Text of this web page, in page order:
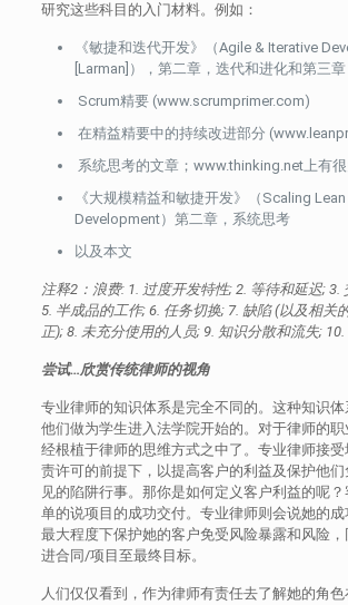
研究这些科目的入门材料。例如：
《敏捷和迭代开发》（Agile & Iterative
[Larman]），第二章，迭代和进化和第三
Scrum精要 (www.scrumprimer.com)
在精益精要中的持续改进部分
系统思考的文章；www.thinking.net上有
《大规模精益和敏捷开发》（Scaling
Development）第二章，系统思考
以及本文
注释2：浪费: 1. 过度开发特性; 2. 等待和延迟; 3.
5. 半成品的工作; 6. 任务切换; 7. 缺陷 (以及相关
正); 8. 未充分使用的人员; 9. 知识分散和流失; 10.
尝试…欣赏传统律师的视角
专业律师的知识体系是完全不同的。这种知识
他们做为学生进入法学院开始的。对于律师的
经根植于律师的思维方式之中了。专业律师接
责许可的前提下，以提高客户的利益及保护他
见的陷阱行事。那你是如何定义客户利益的呢
单的说项目的成功交付。专业律师则会说她的
最大程度下保护她的客户免受风险暴露和风险
进合同/项目至最终目标。
人们仅仅看到，作为律师有责任去了解她的角